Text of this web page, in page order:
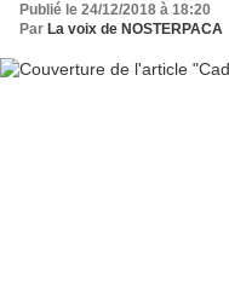
Publié le 24/12/2018 à 18:20
Par La voix de NOSTERPACA